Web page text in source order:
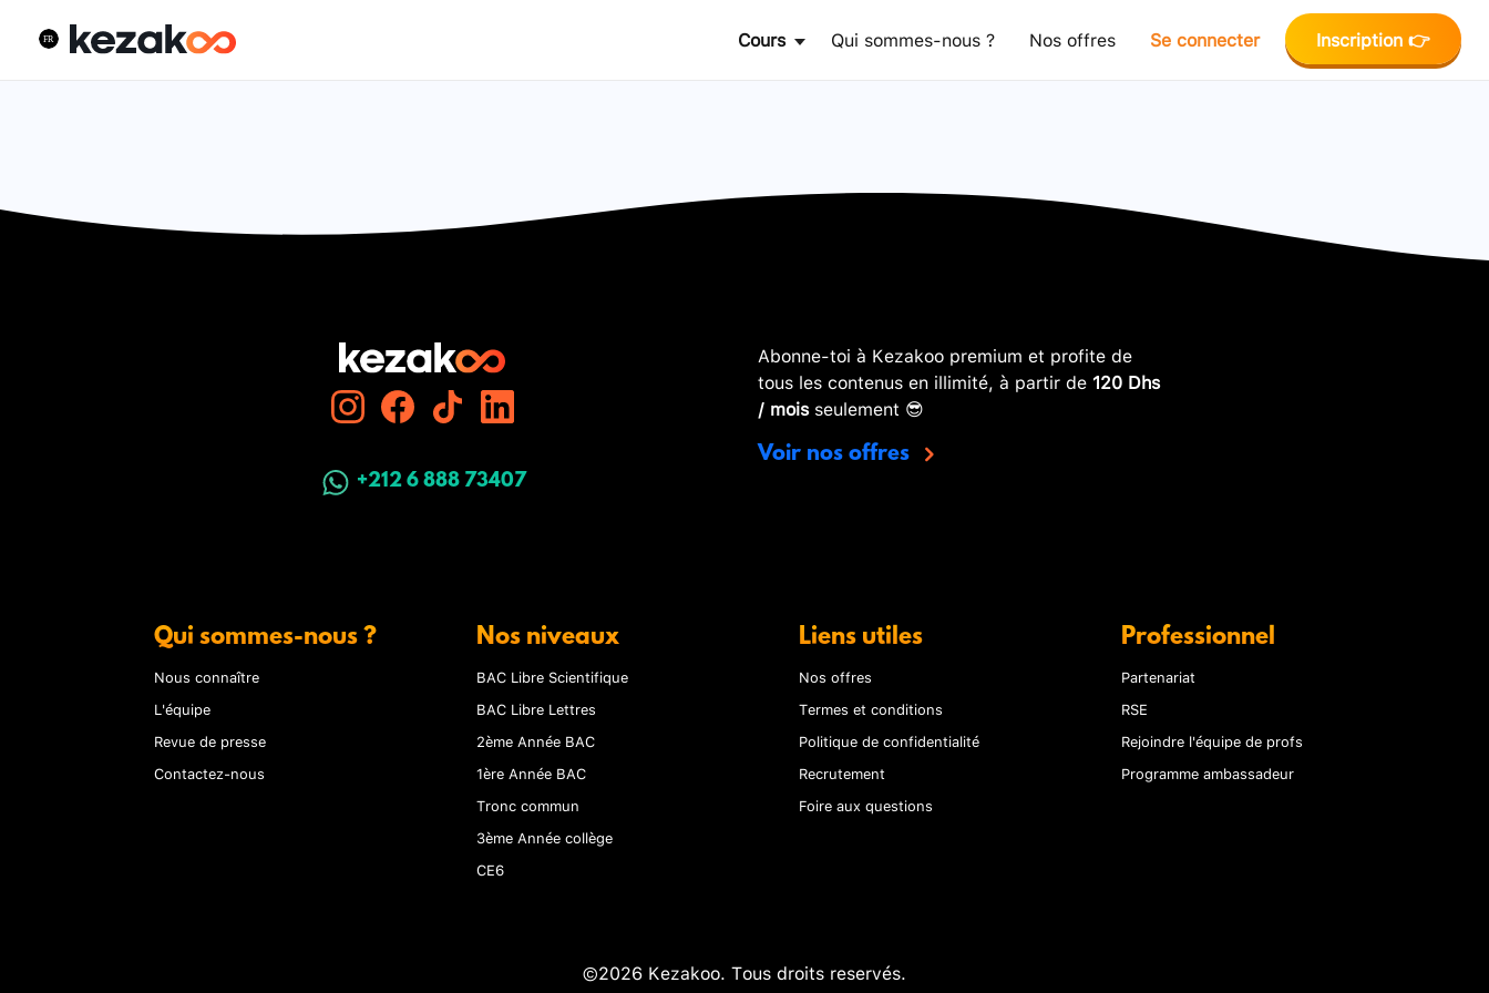
Cours Qui sommes-nous ? Nos offres Se connecter Inscription 👉
+212 6 888 73407
Abonne-toi à Kezakoo premium et profite de
tous les contenus en illimité, à partir de 120 Dhs
/ moisseulement 😎
Voir nos offres
Qui sommes-nous ?
Nous connaître
L'équipe
Revue de presse
Contactez-nous
Nos niveaux
BAC Libre Scientifique
BAC Libre Lettres
2ème Année BAC
1ère Année BAC
Tronc commun
3ème Année collège
CE6
Liens utiles
Nos offres
Termes et conditions
Politique de confidentialité
Recrutement
Foire aux questions
Professionnel
Partenariat
RSE
Rejoindre l'équipe de profs
Programme ambassadeur
©2026 Kezakoo. Tous droits reservés.